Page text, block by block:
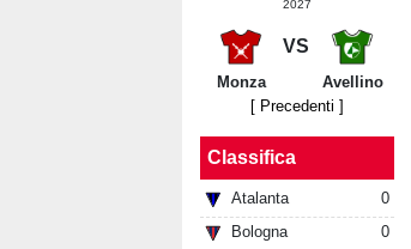
2027
VS
Monza
Avellino
[ Precedenti ]
Classifica
Atalanta
0
Bologna
0